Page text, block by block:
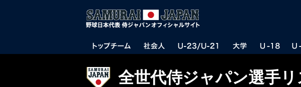
全世代侍ジャパン選手リ